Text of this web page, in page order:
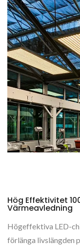
Hög Effektivitet
Värmeavledning
Högeffektiva LED-
förlänga livslängden